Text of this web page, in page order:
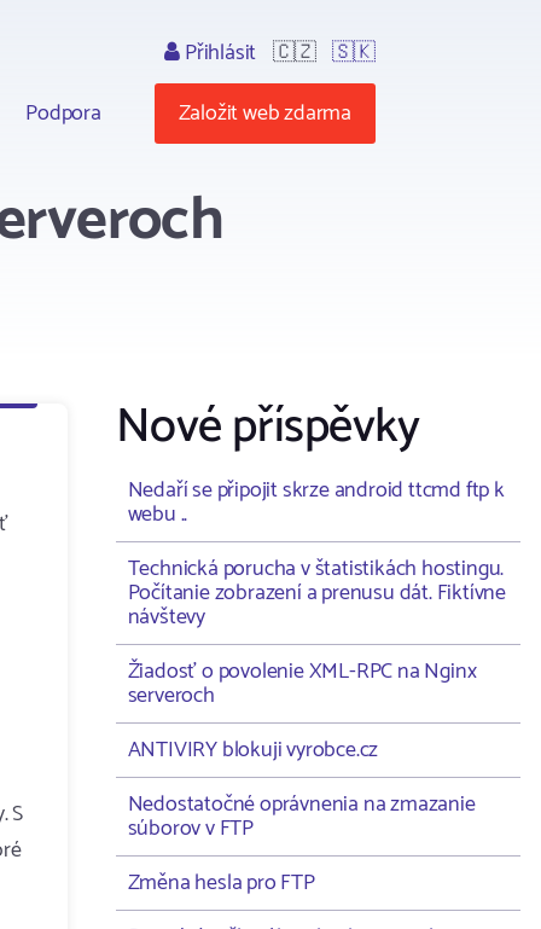
Podpora
Přihlásit 🇨🇿 🇸🇰
Založit web zdarma
S
Nové příspěvky
Nedaří se připojit skrze android ttcmd ftp k
webu ..
Technická porucha v štatistikách hostingu.
Počítanie zobrazení a prenusu dát. Fiktívne
návštevy
Žiadosť o povolenie XML-RPC na Nginx
serveroch
ANTIVIRY blokuji vyrobce.cz
Nedostatočné oprávnenia na zmazanie
súborov v FTP
Změna hesla pro FTP